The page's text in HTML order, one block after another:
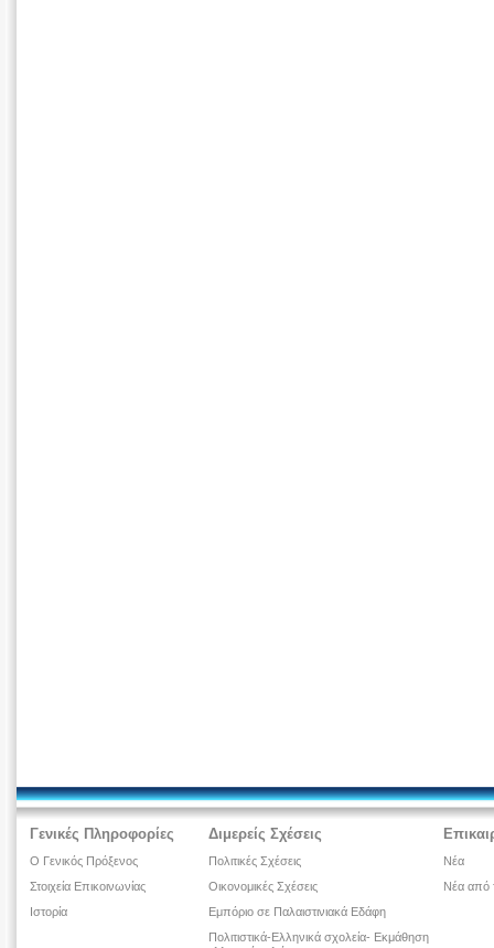
Γενικές Πληροφορίες
Ο Γενικός Πρόξενος
Στοιχεία Επικοινωνίας
Ιστορία
Διμερείς Σχέσεις
Πολιτικές Σχέσεις
Οικονομικές Σχέσεις
Εμπόριο σε Παλαιστινιακά Εδάφη
Πολιτιστικά-Ελληνικά σχολεία- Εκμάθηση
Νέα
Νέα από